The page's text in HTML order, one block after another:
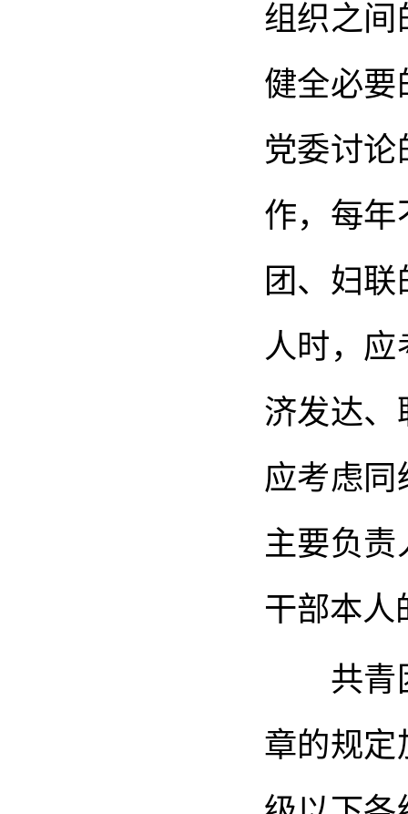
组织之间
健全必要
党委讨论
作，每年
团、妇
人时，应
济发达、
应考虑同
主要负责
干部本人
共青团
章的规定